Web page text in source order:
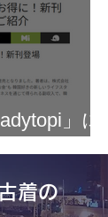
」に
着の